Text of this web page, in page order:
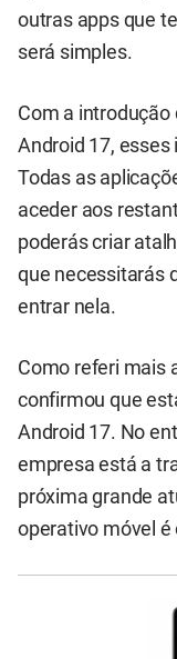
outras apps que
será simples.
Com a introdução
Android 17,
Todas as
aceder aos
poderás criar
que necessitarás
entrar nela.
Como referi mais
confirmou que
Android 17. No
empresa está a
próxima grande
operativo móvel é